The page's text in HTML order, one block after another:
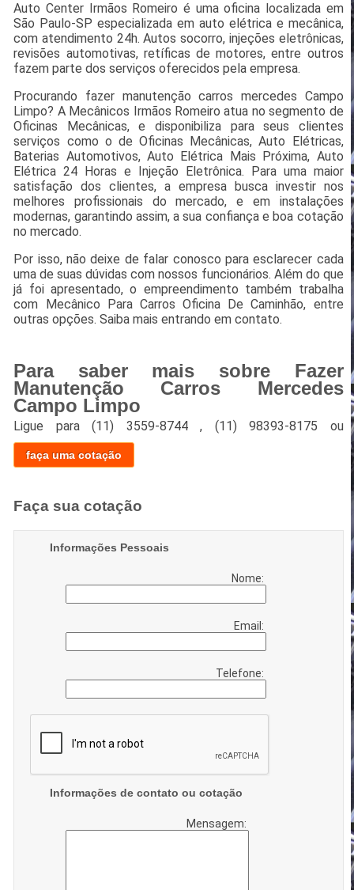
Auto Center Irmãos Romeiro é uma oficina localizada em
São Paulo-SP especializada em auto elétrica e mecânica,
com atendimento 24h. Autos socorro, injeções eletrônicas,
revisões automotivas, retíficas de motores, entre outros
fazem parte dos serviços oferecidos pela empresa.
Procurando fazer manutenção carros mercedes Campo
Limpo? A Mecânicos Irmãos Romeiro atua no segmento de
Oficinas Mecânicas, e disponibiliza para seus clientes
serviços como o de Oficinas Mecânicas, Auto Elétricas,
Baterias Automotivos, Auto Elétrica Mais Próxima, Auto
Elétrica 24 Horas e Injeção Eletrônica. Para uma maior
satisfação dos clientes, a empresa busca investir nos
melhores profissionais do mercado, e em instalações
modernas, garantindo assim, a sua confiança e boa cotação
no mercado.
Por isso, não deixe de falar conosco para esclarecer cada
uma de suas dúvidas com nossos funcionários. Além do que
já foi apresentado, o empreendimento também trabalha
com Mecânico Para Carros Oficina De Caminhão, entre
outras opções. Saiba mais entrando em contato.
Para saber mais sobre Fazer
Manutenção Carros Mercedes
Campo Limpo
Ligue para(11) 3559-8744 , (11) 98393-8175 ou
faça uma cotação
Faça sua cotação
Informações Pessoais
Nome:
Email:
Telefone:
Informações de contato ou cotação
Mensagem: